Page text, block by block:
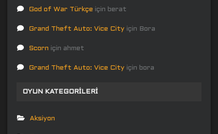
God of War Türkçe için berat
Grand Theft Auto: Vice City için Bora
Scorn için ahmet
Grand Theft Auto: Vice City için bora
OYUN KATEGORILERI
Aksiyon